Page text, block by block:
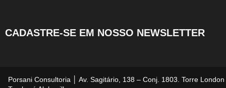
CADASTRE-SE EM NOSSO NEWSLETTER
Porsani Consultoria │ Av. Sagitário, 138 – Conj. 1803. Torre